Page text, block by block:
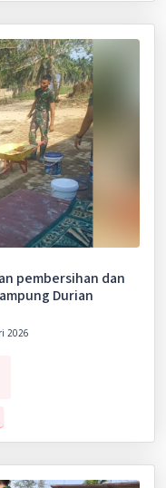
pembersihan dan
Durian
2026